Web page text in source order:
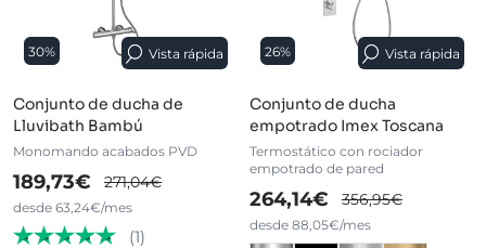
30% Vista rápida
Conjunto de ducha de
Lluvibath Bambú
Monomando acabados PVD
189,73€ 271,04€
desde 63,24€/mes
(1)
26% Vista rápida
Conjunto de ducha
empotrado Imex Toscana
Termostático con rociador
empotrado de pared
264,14€ 356,95€
desde 88,05€/mes